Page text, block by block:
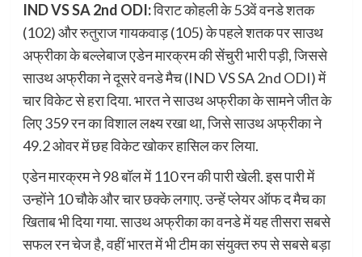
IND VS SA 2nd ODI:विराट कोहली के 53वें वनडे शतक
(102) और रुतुराज गायकवाड़ (105) के पहले शतक पर साउथ
अफ्रीका के बल्लेबाज एडेन मारक्रम की सेंचुरी भारी पड़ी, जिससे
साउथ अफ्रीका ने दूसरे वनडे मैच (IND VS SA 2nd ODI) में
चार विकेट से हरा दिया. भारत ने साउथ अफ्रीका के सामने जीत के
लिए 359 रन का विशाल लक्ष्य रखा था, जिसे साउथ अफ्रीका ने
49.2 ओवर में छह विकेट खोकर हासिल कर लिया.
एडेन मारक्रम ने 98 बॉल में 110 रन की पारी खेली. इस पारी में
उन्होंने 10 चौके और चार छक्के लगाए. उन्हें प्लेयर ऑफ द मैच का
खिताब भी दिया गया. साउथ अफ्रीका का वनडे में यह तीसरा सबसे
सफल रन चेज है, वहीं भारत में भी टीम का संयुक्त रुप से सबसे बड़ा